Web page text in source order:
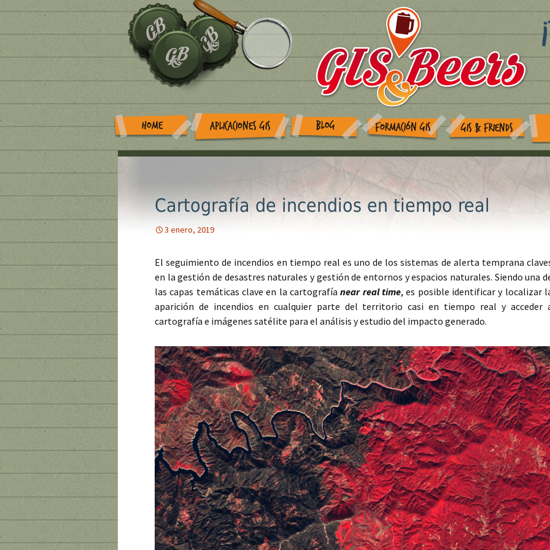
HOME APLICACIONES GIS BLOG FORMACIÓN GIS GIS & FRIENDS
Cartografía de incendios en tiempo real
3 enero, 2019
El seguimiento de incendios en tiempo real es uno de los sistemas de alerta temprana
en la gestión de desastres naturales y gestión de entornos y espacios naturales. Siendo una
las capas temáticas clave en la cartografíanear real time, es posible identificar y localizar
aparición de incendios en cualquier parte del territorio casi en tiempo real y acceder
cartografía e imágenes satélite para el análisis y estudio del impacto generado.